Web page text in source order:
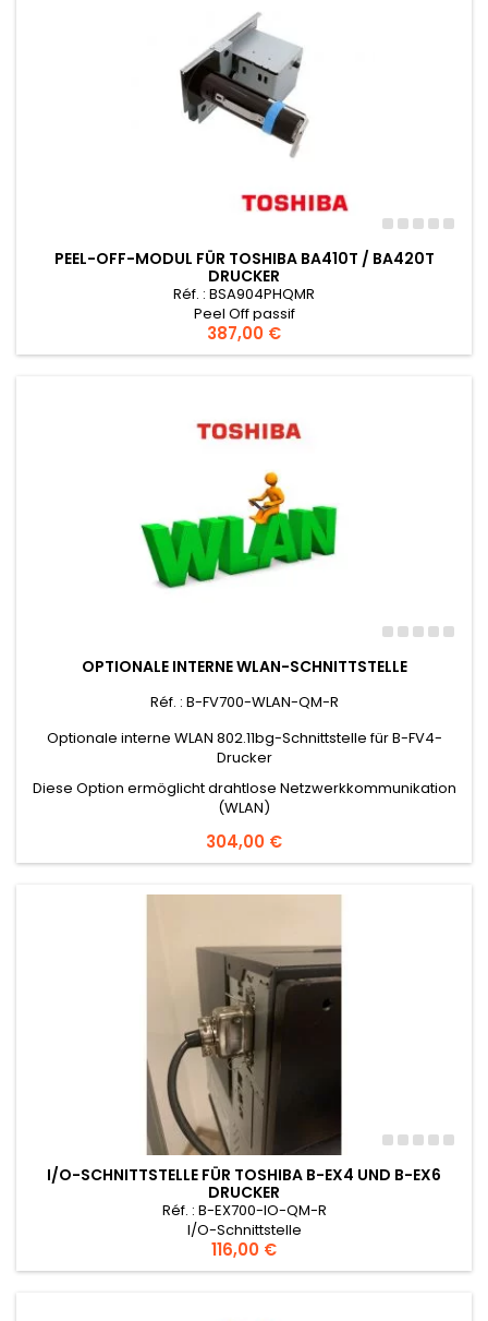
PEEL-OFF-MODUL FÜR TOSHIBA BA410T / BA420T
DRUCKER
Réf. : BSA904PHQMR
Peel Off passif
Preis
387,00 €
OPTIONALE INTERNE WLAN-SCHNITTSTELLE
Réf. : B-FV700-WLAN-QM-R
Optionale interne WLAN 802.11bg-Schnittstelle für B-FV4-
Drucker
Diese Option ermöglicht drahtlose Netzwerkkommunikation
(WLAN)
Preis
304,00 €
I/O-SCHNITTSTELLE FÜR TOSHIBA B-EX4 UND B-EX6
DRUCKER
Réf. : B-EX700-IO-QM-R
I/O-Schnittstelle
Preis
116,00 €